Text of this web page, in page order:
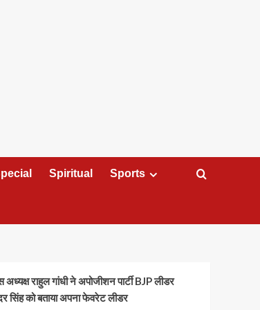
Spiritual Sports
अध्यक्ष राहुल गांधी ने अपोजीशन पार्टी BJP लीडर
सिंह को बताया अपना फेवरेट लीडर